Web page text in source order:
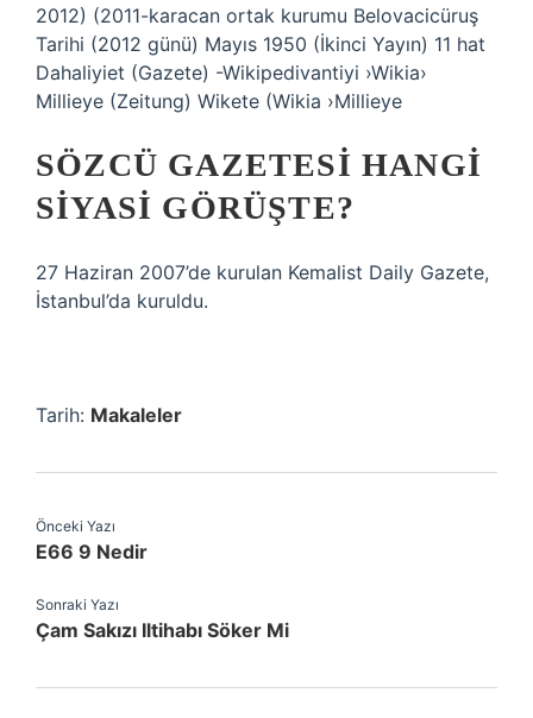
2012) (2011-karacan ortak kurumu Belovacicüruş
Tarihi (2012 günü) Mayıs 1950 (İkinci Yayın) 11 hat
Dahaliyiet (Gazete) -Wikipedivantiyi ›Wikia›
Millieye (Zeitung) Wikete (Wikia ›Millieye
SÖZCÜ GAZETESI HANGI
SIYASI GÖRÜŞTE?
27 Haziran 2007’de kurulan Kemalist Daily Gazete,
İstanbul’da kuruldu.
Tarih: Makaleler
Önceki Yazı
E66 9 Nedir
Sonraki Yazı
Çam Sakızı Iltihabı Söker Mi